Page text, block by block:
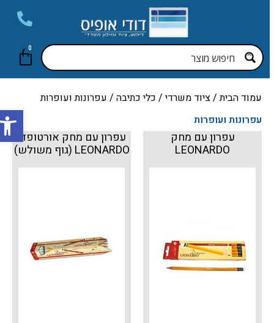
פתח
עמוד הבית/ציוד משרדי/כלי כתיבה/ עפרונות ועופרות
עפרונות ועופרות
עפרון עם מחק
LEONARDO
עפרון עם מחק אורטופדי
LEONARDO (גוף משולש)